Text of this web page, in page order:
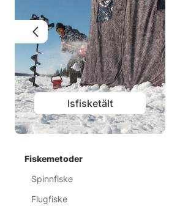
Isfisketält
Fiskemetoder
Spinnfiske
Flugfiske